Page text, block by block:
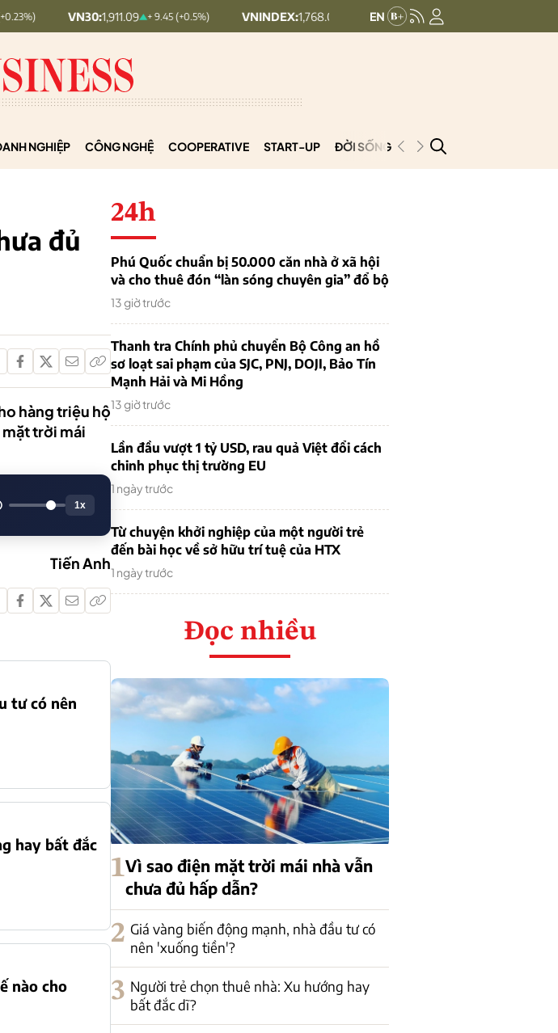
VN30: 1,911.09 + 9.45 (+0.5%) VNINDEX: 1,768.06 + 6.83 (+0.39%) HNX30: 455.12
NGHIỆP CÔNG NGHỆ COOPERATIVE START-UP ĐỜI SỐNG PODCAST
đủ
hàng triệu hộ
trời mái
1x
Tiến Anh
tư có nên
hay bất đắc
nào cho
24h
Phú Quốc chuẩn bị 50.000 căn nhà ở xã hội
và cho thuê đón “làn sóng chuyên gia” đổ bộ
13 giờ trước
Thanh tra Chính phủ chuyển Bộ Công an hồ
sơ loạt sai phạm của SJC, PNJ, DOJI, Bảo Tín
Mạnh Hải và Mi Hồng
13 giờ trước
Lần đầu vượt 1 tỷ USD, rau quả Việt đổi cách
chinh phục thị trường EU
1 ngày trước
Từ chuyện khởi nghiệp của một người trẻ
đến bài học về sở hữu trí tuệ của HTX
1 ngày trước
Đọc nhiều
1Vì sao điện mặt trời mái nhà vẫn
chưa đủ hấp dẫn?
2 Giá vàng biến động mạnh, nhà đầu tư có
nên 'xuống tiền'?
3 Người trẻ chọn thuê nhà: Xu hướng hay
bất đắc dĩ?